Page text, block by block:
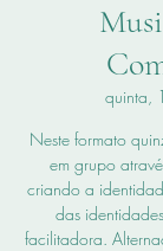
Neste formato
em grupo
criando a
das
facilitadora.